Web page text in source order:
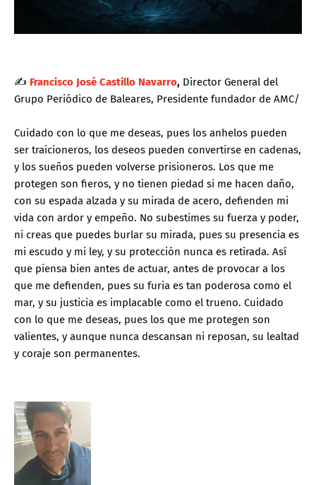
✍ Francisco José Castillo Navarro, Director General del
Grupo Periódico de Baleares, Presidente fundador de AMC/
Cuidado con lo que me deseas, pues los anhelos pueden
ser traicioneros, los deseos pueden convertirse en cadenas,
y los sueños pueden volverse prisioneros. Los que me
protegen son fieros, y no tienen piedad si me hacen daño,
con su espada alzada y su mirada de acero, defienden mi
vida con ardor y empeño. No subestimes su fuerza y poder,
ni creas que puedes burlar su mirada, pues su presencia es
mi escudo y mi ley, y su protección nunca es retirada. Así
que piensa bien antes de actuar, antes de provocar a los
que me defienden, pues su furia es tan poderosa como el
mar, y su justicia es implacable como el trueno. Cuidado
con lo que me deseas, pues los que me protegen son
valientes, y aunque nunca descansan ni reposan, su lealtad
y coraje son permanentes.